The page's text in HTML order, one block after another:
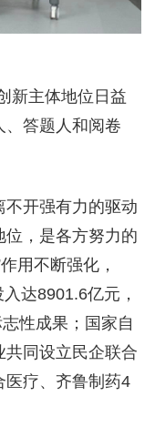
新主体地位日益
、答题人和阅卷
开强有力的驱动
，是各方努力的
用不断强化，
达8901.6亿元，
性成果；国家自
同设立民企联合
医疗、齐鲁制药4